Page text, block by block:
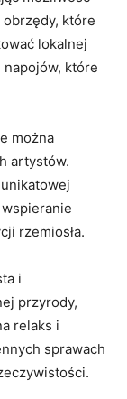
które
lokalnej
⁣które
można
⁢artystów.
rzemiosła.
i​
przyrody,
relaks i
sprawach